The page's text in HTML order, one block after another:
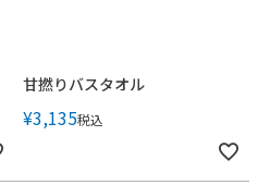
甘撚りバスタオル
¥3,135税込